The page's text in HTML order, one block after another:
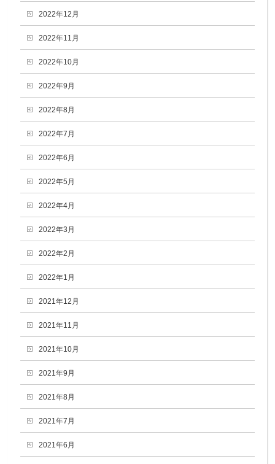
2022年12月
2022年11月
2022年10月
2022年9月
2022年8月
2022年7月
2022年6月
2022年5月
2022年4月
2022年3月
2022年2月
2022年1月
2021年12月
2021年11月
2021年10月
2021年9月
2021年8月
2021年7月
2021年6月